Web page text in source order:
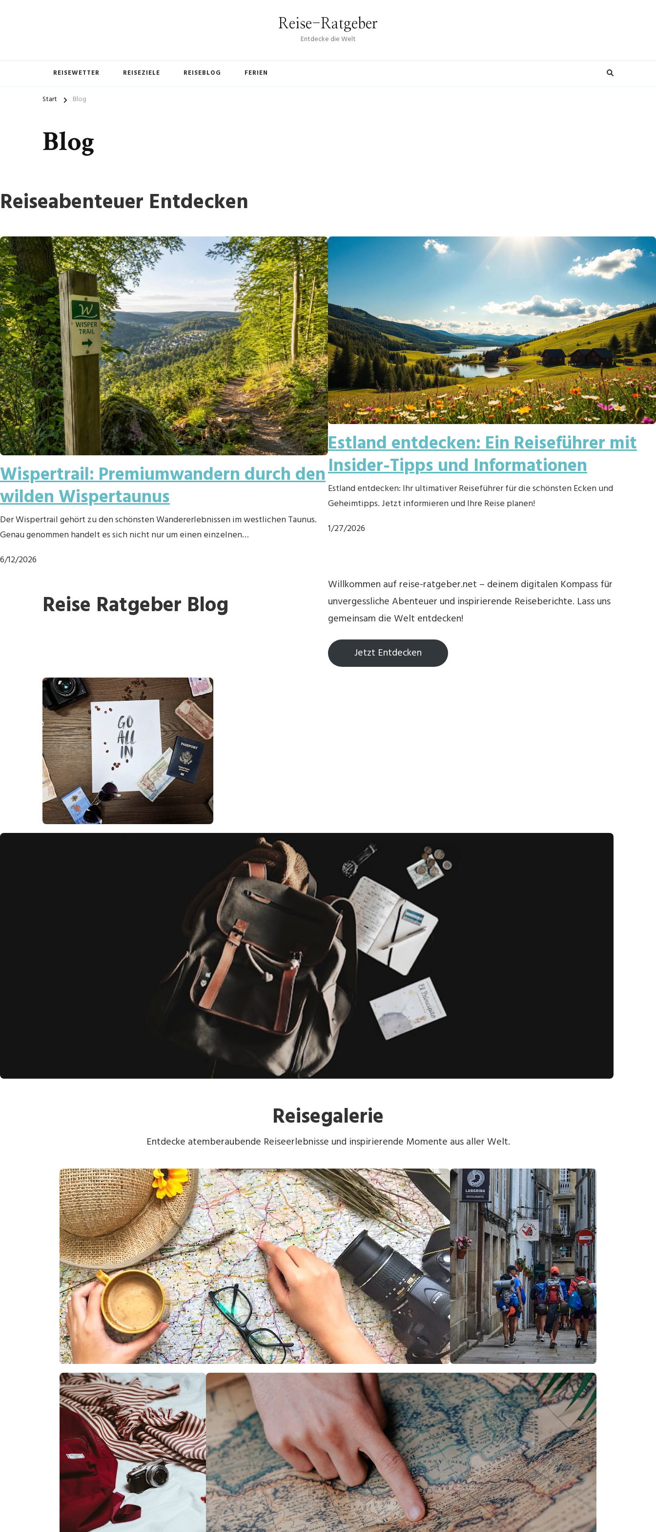
Reise-Ratgeber
Entdecke die Welt
REISEWETTER REISEZIELE REISEBLOG FERIEN
Start Blog
Blog
Reiseabenteuer Entdecken
Wispertrail: Premiumwandern durch den
wilden Wispertaunus
Der Wispertrail gehört zu den schönsten Wandererlebnissen im westlichen Taunus.
Genau genommen handelt es sich nicht nur um einen einzelnen…
6/12/2026
Estland entdecken: Ein Reiseführer mit
Insider-Tipps und Informationen
Estland entdecken: Ihr ultimativer Reiseführer für die schönsten Ecken und
Geheimtipps. Jetzt informieren und Ihre Reise planen!
1/27/2026
Reise Ratgeber Blog
Willkommen auf reise-ratgeber.net – deinem digitalen Kompass für
unvergessliche Abenteuer und inspirierende Reiseberichte. Lass uns
gemeinsam die Welt entdecken!
Jetzt Entdecken
Reisegalerie
Entdecke atemberaubende Reiseerlebnisse und inspirierende Momente aus aller Welt.